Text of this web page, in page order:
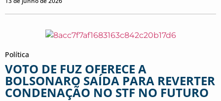
Política
VOTO DE FUZ OFERECE A
BOLSONARO SAÍDA PARA REVERTER
CONDENAÇÃO NO STF NO FUTURO